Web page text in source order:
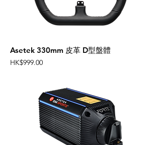
Asetek 330mm 皮革 D型盤體
Price
HK$999.00